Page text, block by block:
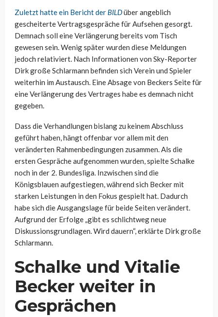
Zuletzt hatte ein Bericht der BILDüber angeblich
gescheiterte Vertragsgespräche für Aufsehen gesorgt.
Demnach soll eine Verlängerung bereits vom Tisch
gewesen sein. Wenig später wurden diese Meldungen
jedoch relativiert. Nach Informationen von Sky-Reporter
Dirk große Schlarmann befinden sich Verein und Spieler
weiterhin im Austausch. Eine Absage von Beckers Seite für
eine Verlängerung des Vertrages habe es demnach nicht
gegeben.
Dass die Verhandlungen bislang zu keinem Abschluss
geführt haben, hängt offenbar vor allem mit den
veränderten Rahmenbedingungen zusammen. Als die
ersten Gespräche aufgenommen wurden, spielte Schalke
noch in der 2. Bundesliga. Inzwischen sind die
Königsblauen aufgestiegen, während sich Becker mit
starken Leistungen in den Fokus gespielt hat. Dadurch
habe sich die Ausgangslage für beide Seiten verändert.
Aufgrund der Erfolge „gibt es schlichtweg neue
Diskussionsgrundlagen. Wird dauern“, erklärte Dirk große
Schlarmann.
Schalke und Vitalie
Becker weiter in
Gesprächen